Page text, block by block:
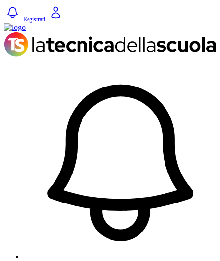
Registrati